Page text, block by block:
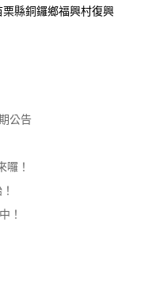
縣銅鑼鄉福興村復興
公告
囉！
！